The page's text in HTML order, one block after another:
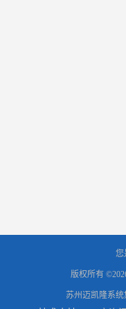
您
版权所有
苏州迈凯隆系统